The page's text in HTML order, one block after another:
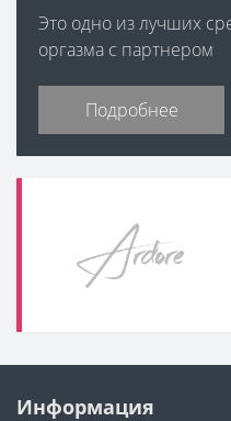
Это одно из лучших
оргазма с партнером
Подробнее
Информация